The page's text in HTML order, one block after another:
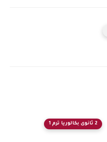
2 ثانوى بكالوريا ترم 1